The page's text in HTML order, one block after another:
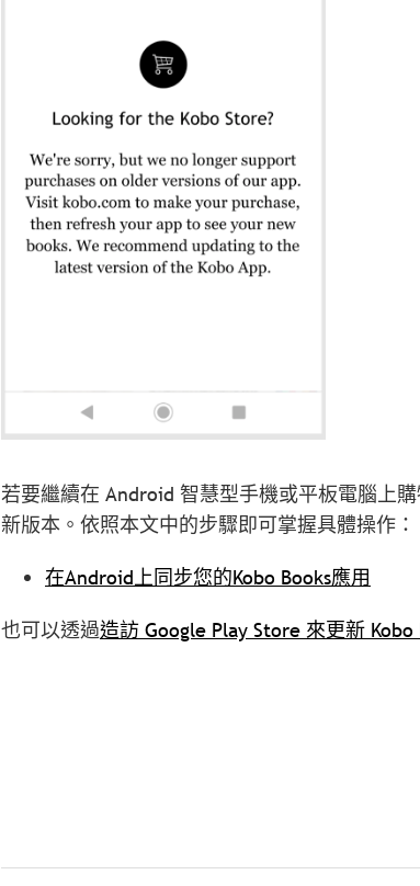
若要繼續在 Android 智慧型手機或平板電腦上
新版本。依照本文中的步驟即可掌握具體操作：
在Android上同步您的Kobo Books應用
也可以透過造訪 Google Play Store 來更新 Kobo